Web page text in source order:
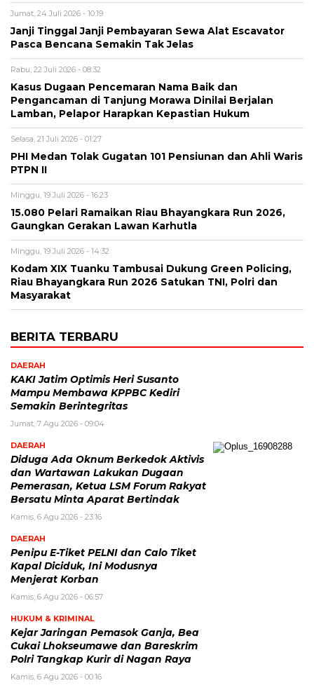
Jumat, 24 Juli 2026 - 10:19
Janji Tinggal Janji Pembayaran Sewa Alat Escavator
Pasca Bencana Semakin Tak Jelas
Rabu, 22 Juli 2026 - 08:32
Kasus Dugaan Pencemaran Nama Baik dan
Pengancaman di Tanjung Morawa Dinilai Berjalan
Lamban, Pelapor Harapkan Kepastian Hukum
Selasa, 21 Juli 2026 - 01:27
PHI Medan Tolak Gugatan 101 Pensiunan dan Ahli Waris
PTPN II
Minggu, 19 Juli 2026 - 16:23
15.080 Pelari Ramaikan Riau Bhayangkara Run 2026,
Gaungkan Gerakan Lawan Karhutla
Minggu, 19 Juli 2026 - 14:32
Kodam XIX Tuanku Tambusai Dukung Green Policing,
Riau Bhayangkara Run 2026 Satukan TNI, Polri dan
Masyarakat
BERITA TERBARU
DAERAH
KAKI Jatim Optimis Heri Susanto
Mampu Membawa KPPBC Kediri
Semakin Berintegritas
Jumat, 7 Agu 2026 - 09:04
DAERAH
Diduga Ada Oknum Berkedok Aktivis
dan Wartawan Lakukan Dugaan
Pemerasan, Ketua LSM Forum Rakyat
Bersatu Minta Aparat Bertindak
Kamis, 6 Agu 2026 - 23:16
DAERAH
Penipu E-Tiket PELNI dan Calo Tiket
Kapal Diciduk, Ini Modusnya
Menjerat Korban
Kamis, 6 Agu 2026 - 06:57
HUKUM & KRIMINAL
Kejar Jaringan Pemasok Ganja, Bea
Cukai Lhokseumawe dan Bareskrim
Polri Tangkap Kurir di Nagan Raya
Kamis, 6 Agu 2026 - 00:16